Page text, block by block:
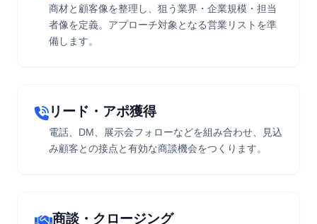
商材と顧客像を整理し、狙う業界・企業規模・担当
者像を定義。アプローチ対象となる営業リストを準
備します。
リード・アポ獲得
電話、DM、展示会フォローなどを組み合わせ、見込
み顧客との接点と有効な商談機会をつくります。
商談・クロージング